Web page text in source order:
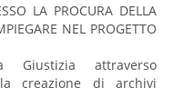
LA PROCURA DELLA
NEL PROGETTO
Giustizia attraverso
creazione di archivi